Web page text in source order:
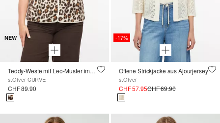
NEW
Teddy-Weste mit Leo-Muster im Relaxed Fit
s.Oliver CURVE
CHF 89.90
-17%
Offene Strickjacke aus Ajourjersey
s.Oliver
CHF 57.95CHF 69.90